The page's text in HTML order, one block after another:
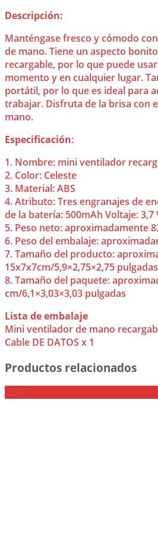
Descripción:
Manténgase fresco y cómodo
de mano. Tiene un aspecto
recargable, por lo que puede
momento y en cualquier lugar.
portátil, por lo que es ideal para
trabajar. Disfruta de la brisa con
mano.
Especificación:
1. Nombre: mini ventilador
2. Color: Celeste
3. Material: ABS
4. Atributo: Tres engranajes de
de la batería: 500mAh Voltaje: 3,7
5. Peso neto: aproximadamente
6. Peso del embalaje:
7. Tamaño del producto:
15x7x7cm/5,9×2,75×2,75 pulgadas
8. Tamaño del paquete:
cm/6,1×3,03×3,03 pulgadas
Lista de embalaje
Mini ventilador de mano
Cable DE DATOS x 1
Productos relacionados